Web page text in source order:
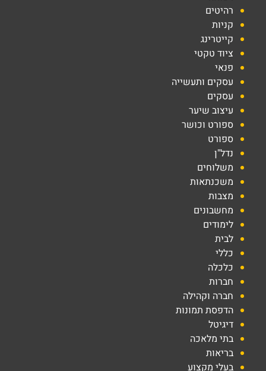
רהיטים
קניות
קייטרינג
ציוד טקטי
פנאי
עסקים ותעשייה
עסקים
עיצוב שיער
ספורט וכושר
ספורט
נדל"ן
משלוחים
משכנתאות
מצבות
מחשבונים
לימודים
לבית
כללי
כלכלה
חברות
חברה וקהילה
הדפסת תמונות
דיגיטל
בתי מלאכה
בריאות
בעלי מקצוע